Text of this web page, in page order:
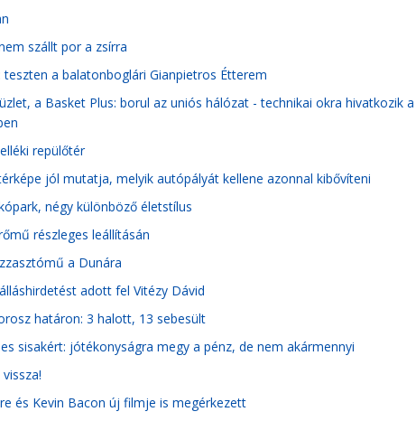
szállt por a zsírra
a balatonboglári Gianpietros Étterem
a Basket Plus: borul az uniós hálózat - technikai okra hivatkozik a
repülőtér
jól mutatja, melyik autópályát kellene azonnal kibővíteni
négy különböző életstílus
részleges leállításán
a Dunára
adott fel Vitézy Dávid
határon: 3 halott, 13 sebesült
sisakért: jótékonyságra megy a pénz, de nem akármennyi
és Kevin Bacon új filmje is megérkezett